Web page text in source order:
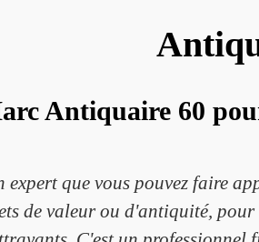
Antiquaire 60
que vous pouvez faire
de valeur ou d'antiquité,